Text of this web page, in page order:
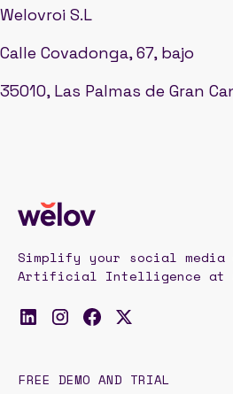
Welovroi S.L
Calle Covadonga, 67, bajo
35010, Las Palmas de Gran
Simplify your social media
Artificial Intelligence at
FREE DEMO AND TRIAL